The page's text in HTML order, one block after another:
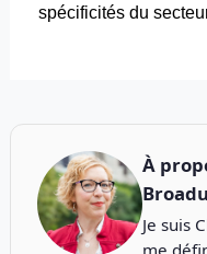
spécificités du
À
Je suis